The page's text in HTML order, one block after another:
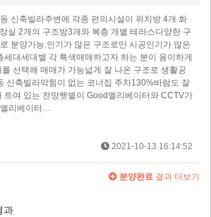
신축빌라주변에 각종 편의시설이 위치방 4개 화
실 2개의 구조방3개와 복층 개별 테라스다양한 구
분양가능.​인기가 많은 구조로만 시공인기가 많은
대세대별 각 특색매매하고자 하는 분이 용이하게
선택해 매매가 가능넓게 잘 나온 구조로 생활공
신축빌라막힘이 없는 코너집 주차130%바람도 잘
트여 있는 전망햇볕이 Good​엘리베이터와 CCTV가
리베이터…
2021-10-13 16:14:52
분양완료 결과 더보기
과